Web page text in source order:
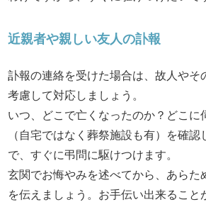
近親者や親しい友人の訃報
訃報の連絡を受けた場合は、故人やそ
考慮して対応しましょう。
いつ、どこで亡くなったのか？どこに
（自宅ではなく葬祭施設も有）を確認
で、すぐに弔問に駆けつけます。
玄関でお悔やみを述べてから、あらた
を伝えましょう。お手伝い出来るこ